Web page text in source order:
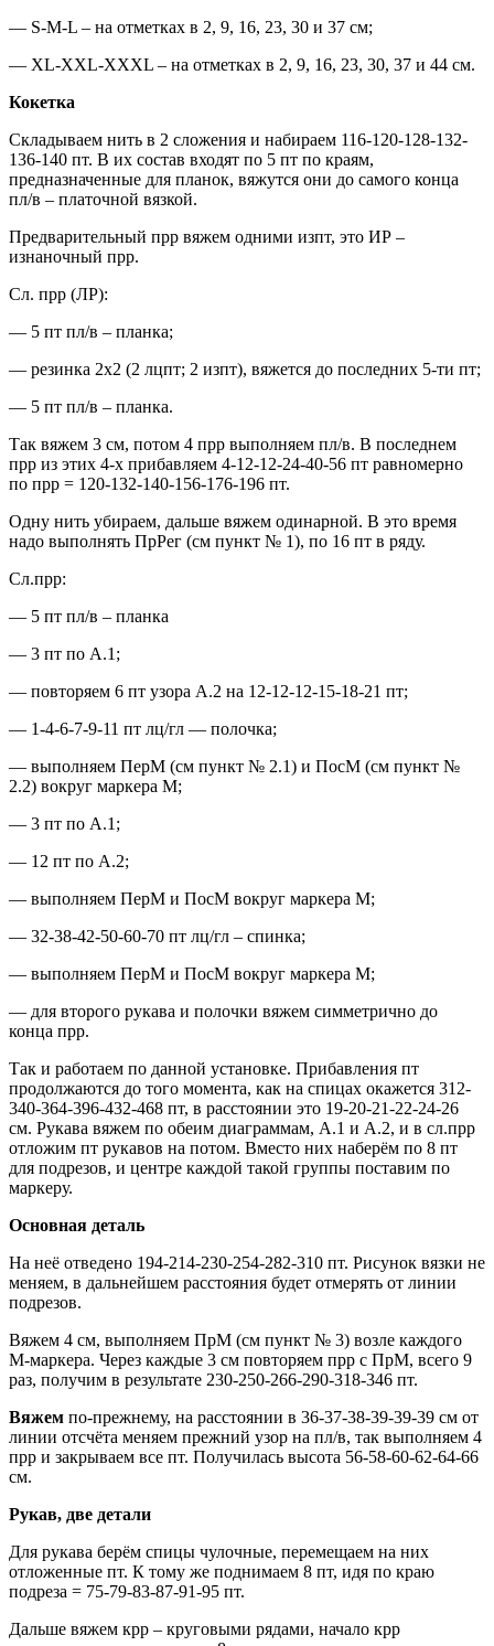
— S-M-L – на отметках в 2, 9, 16, 23, 30 и 37 см;
— XL-XXL-XXXL – на отметках в 2, 9, 16, 23, 30, 37 и 44 см.
Кокетка
Складываем нить в 2 сложения и набираем 116-120-128-132-
136-140 пт. В их состав входят по 5 пт по краям,
предназначенные для планок, вяжутся они до самого конца
пл/в – платочной вязкой.
Предварительный прр вяжем одними изпт, это ИР –
изнаночный прр.
Сл. прр (ЛР):
— 5 пт пл/в – планка;
— резинка 2х2 (2 лцпт; 2 изпт), вяжется до последних 5-ти пт;
— 5 пт пл/в – планка.
Так вяжем 3 см, потом 4 прр выполняем пл/в. В последнем
прр из этих 4-х прибавляем 4-12-12-24-40-56 пт равномерно
по прр = 120-132-140-156-176-196 пт.
Одну нить убираем, дальше вяжем одинарной. В это время
надо выполнять ПрРег (см пункт № 1), по 16 пт в ряду.
Сл.прр:
— 5 пт пл/в – планка
— 3 пт по А.1;
— повторяем 6 пт узора А.2 на 12-12-12-15-18-21 пт;
— 1-4-6-7-9-11 пт лц/гл — полочка;
— выполняем ПерМ (см пункт № 2.1) и ПосМ (см пункт №
2.2) вокруг маркера М;
— 3 пт по А.1;
— 12 пт по А.2;
— выполняем ПерМ и ПосМ вокруг маркера М;
— 32-38-42-50-60-70 пт лц/гл – спинка;
— выполняем ПерМ и ПосМ вокруг маркера М;
— для второго рукава и полочки вяжем симметрично до
конца прр.
Так и работаем по данной установке. Прибавления пт
продолжаются до того момента, как на спицах окажется 312-
340-364-396-432-468 пт, в расстоянии это 19-20-21-22-24-26
см. Рукава вяжем по обеим диаграммам, А.1 и А.2, и в сл.прр
отложим пт рукавов на потом. Вместо них наберём по 8 пт
для подрезов, и центре каждой такой группы поставим по
маркеру.
Основная деталь
На неё отведено 194-214-230-254-282-310 пт. Рисунок вязки не
меняем, в дальнейшем расстояния будет отмерять от линии
подрезов.
Вяжем 4 см, выполняем ПрМ (см пункт № 3) возле каждого
М-маркера. Через каждые 3 см повторяем прр с ПрМ, всего 9
раз, получим в результате 230-250-266-290-318-346 пт.
Вяжем по-прежнему, на расстоянии в 36-37-38-39-39-39 см от
линии отсчёта меняем прежний узор на пл/в, так выполняем 4
прр и закрываем все пт. Получилась высота 56-58-60-62-64-66
см.
Рукав, две детали
Для рукава берём спицы чулочные, перемещаем на них
отложенные пт. К тому же поднимаем 8 пт, идя по краю
подреза = 75-79-83-87-91-95 пт.
Дальше вяжем крр – круговыми рядами, начало крр